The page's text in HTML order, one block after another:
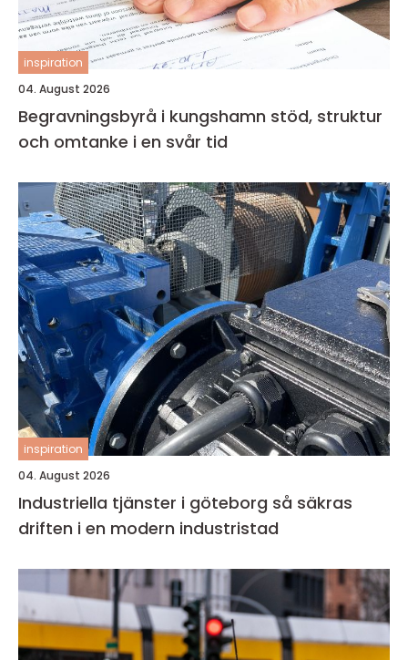
inspiration
04. August 2026
Begravningsbyrå i kungshamn stöd, struktur
och omtanke i en svår tid
inspiration
04. August 2026
Industriella tjänster i göteborg så säkras
driften i en modern industristad